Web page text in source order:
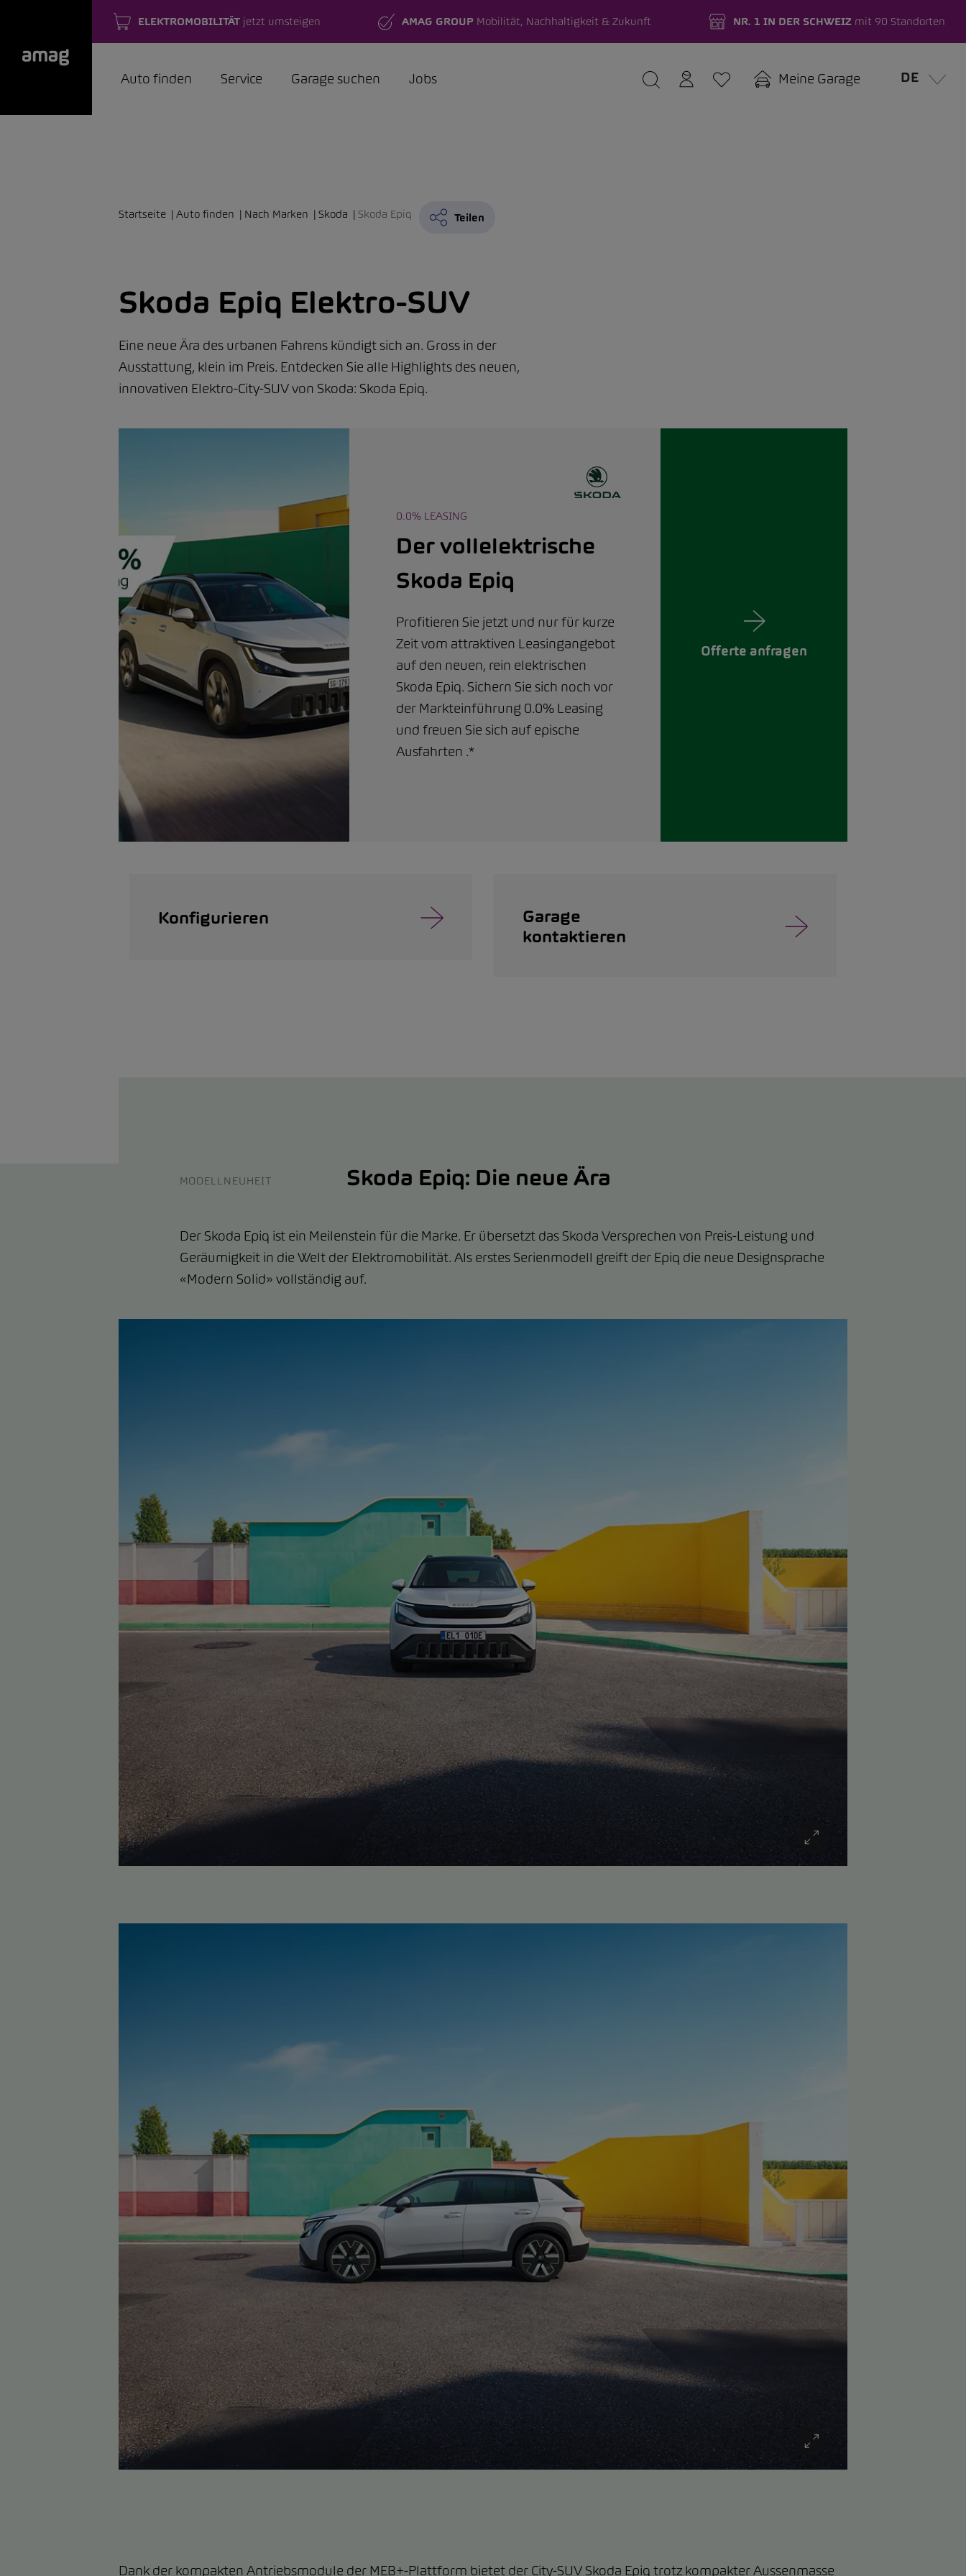
ELEKTROMOBILITÄTjetzt umsteigen AMAG GROUP Mobilität, Nachhaltigkeit & Zukunft NR. 1 IN DER SCHWEIZmit 90 Standorten
Auto finden Service Garage suchen Jobs Meine Garage DE
Startseite Auto finden Nach Marken Skoda Skoda Epiq Teilen
Skoda Epiq Elektro-SUV
Eine neue Ära des urbanen Fahrens kündigt sich an. Gross in der
Ausstattung, klein im Preis. Entdecken Sie alle Highlights des neuen,
innovativen Elektro-City-SUV von Skoda: Skoda Epiq.
0.0% LEASING
Der vollelektrische
Skoda Epiq
Profitieren Sie jetzt und nur für kurze
Zeit vom attraktiven Leasingangebot
auf den neuen, rein elektrischen
Skoda Epiq. Sichern Sie sich noch vor
der Markteinführung 0.0% Leasing
und freuen Sie sich auf epische
Ausfahrten .*
Offerte anfragen
Konfigurieren
Garage
kontaktieren
MODELLNEUHEIT Skoda Epiq: Die neue Ära
Der Skoda Epiq ist ein Meilenstein für die Marke. Er übersetzt das Skoda Versprechen von Preis-Leistung und
Geräumigkeit in die Welt der Elektromobilität. Als erstes Serienmodell greift der Epiq die neue Designsprache
«Modern Solid» vollständig auf.
Dank der kompakten Antriebsmodule der MEB+-Plattform bietet der City-SUV Skoda Epiq trotz kompakter Aussenmasse